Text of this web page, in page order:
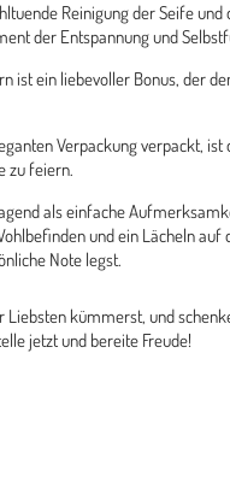
Reinigung der Seife und
der Entspannung und
ist ein liebevoller Bonus, der
Verpackung verpackt, ist
zu feiern.
als einfache
und ein Lächeln
Note legst.
Liebsten kümmerst, und
jetzt und bereite Freude!